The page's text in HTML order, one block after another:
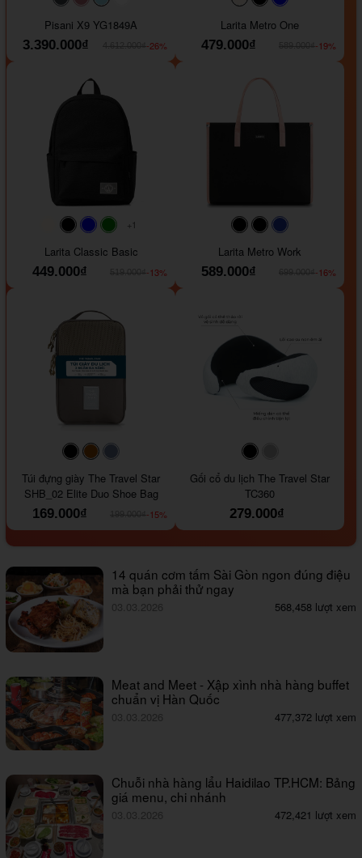
#40454a#b76e79
#9ad8e7
Pisani X9 YG1849A
3.390.000₫
-26%
#faf0e6#000000
Larita Metro One
479.000₫
-19%
#faf0e6
#000000#0000FF#008000
+1
Larita Classic Basic
449.000₫
-13%
#000000#000000
Larita Metro Work
589.000₫
-16%
#000000#964B00
Túi đựng giày The Travel Star
SHB_02 Elite Duo Shoe Bag
169.000₫
-15%
#000000
Gối cổ du lịch The Travel Star
TC360
279.000₫
14 quán cơm tấm Sài Gòn ngon đúng điệu
mà bạn phải thử ngay
03.03.2026 568,458 lượt xem
Meat and Meet - Xập xình nhà hàng buffet
chuẩn vị Hàn Quốc
03.03.2026 477,372 lượt xem
Chuỗi nhà hàng lẩu Haidilao TP.HCM: Bảng
giá menu, chi nhánh
03.03.2026 472,421 lượt xem